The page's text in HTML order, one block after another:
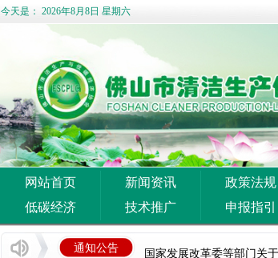
今天是： 2026年8月8日 星期六
网站首页 新闻资讯 政策法规
低碳经济
技术推广 申报指引
通知公告
企业推广宣传方案
佛山市清洁生产与低碳经
国家发展改革委等部门关